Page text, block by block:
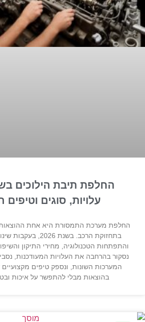
עלויות, סוגים וטיפים
החלפת מערכת התמסורת היא אחת
בתחזוקת הרכב. בשנת
והתפתחות הטכנולוגיה, מחירי התיקון
נסקור בהרחבה את העלויות המעודכנות,
המערכות השונות, ונספק טיפים מקצועיים
בהוצאות מבלי להתפשר על איכות